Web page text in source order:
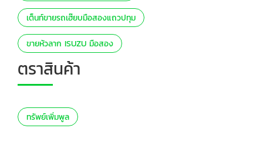
เต็นท์ขายรถเฮ๊ยบมือสองแถวปทุม
ขายหัวลาก ISUZU มือสอง
ตราสินค้า
ทรัพย์เพิ่มพูล